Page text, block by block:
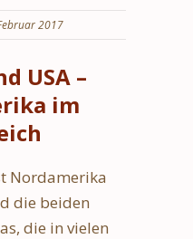
2017
USA –
im
Nordamerika
die beiden
die in vielen